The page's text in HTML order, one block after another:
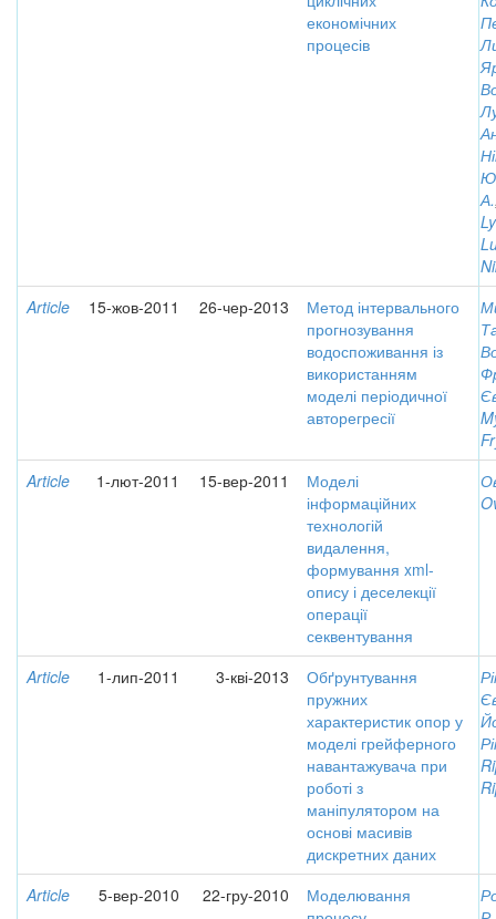
економічних
процесів
А.
Article
15-жов-2011 26-чер-2013
Метод інтервального
прогнозування
водоспоживання із
використанням
моделі періодичної
авторегресії
Article
1-лют-2011 15-вер-2011
Моделі
інформаційних
технологій
видалення,
формування xml-
опису і деселекції
операції
секвентування
Article 1-лип-2011 3-кві-2013
Обґрунтування
пружних
характеристик опор у
моделі грейферного
навантажувача при
роботі з
маніпулятором на
основі масивів
дискретних даних
Article 5-вер-2010 22-гру-2010
Моделювання